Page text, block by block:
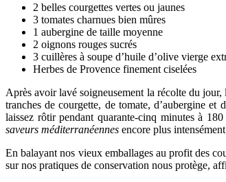
2 belles courgettes vertes ou jaunes
3 tomates charnues bien mûres
1 aubergine de taille moyenne
2 oignons rouges sucrés
3 cuillères à soupe d’huile d’olive vierge
Herbes de Provence finement ciselées
Après avoir lavé soigneusement la récolte du
tranches de courgette, de tomate, d’aubergine et
laissez rôtir pendant quarante-cinq minutes à
saveurs méditerranéennes encore plus
En balayant nos vieux emballages au profit des
sur nos pratiques de conservation nous protège,